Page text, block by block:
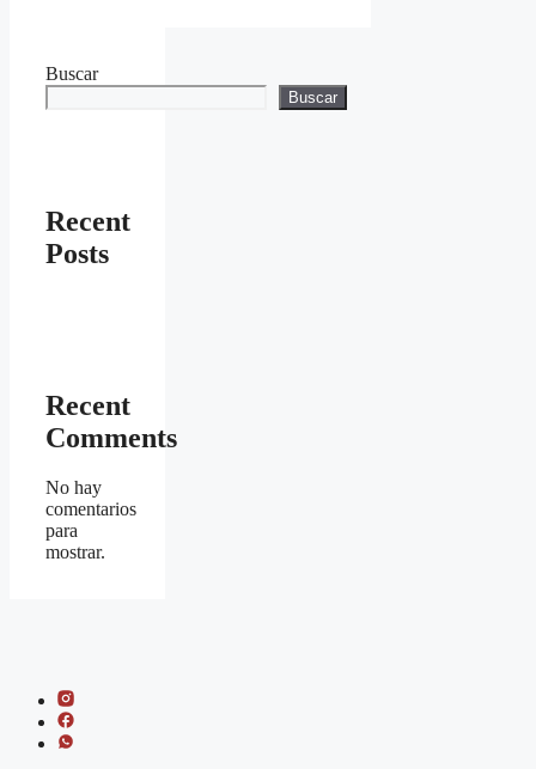
Buscar
Buscar
Recent
Posts
Recent
Comments
No hay
comentarios
para
mostrar.